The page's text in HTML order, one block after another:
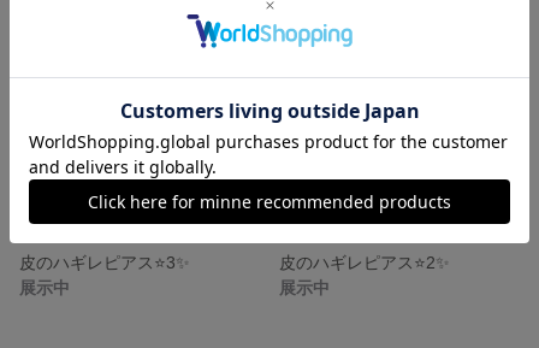
皮のハギレピアス⭐3✨
展示中
皮のハギレピアス⭐2✨
展示中